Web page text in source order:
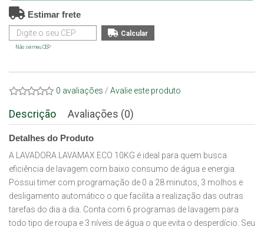
Estimar frete
Não sei meu CEP
0 avaliações / Avalie este produto
Descrição Avaliações (0)
Detalhes do Produto
A LAVADORA LAVAMAX ECO 10KG é ideal para quem busca
eficiência de lavagem com baixo consumo de água e energia.
Possui timer com programação de 0 a 28 minutos, 3 molhos e
desligamento automático o que facilita a realização das outras
tarefas do dia a dia. Conta com 6 programas de lavagem para
todo tipo de roupa e 3 níveis de água o que evita o desperdício. Seu